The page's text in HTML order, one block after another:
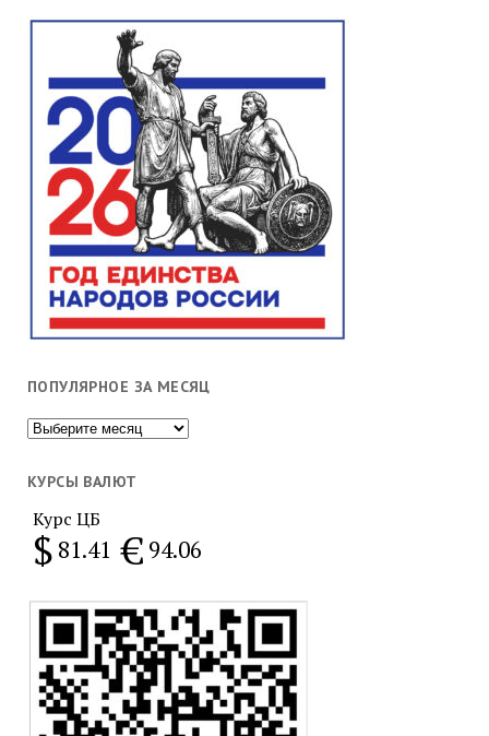
ПОПУЛЯРНОЕ ЗА МЕСЯЦ
Популярное
месяц
КУРСЫ ВАЛЮТ
Курс ЦБ
$ 81.41 € 94.06